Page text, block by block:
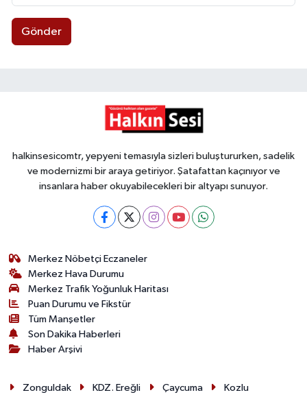
Gönder
halkinsesicomtr, yepyeni temasıyla sizleri buluştururken, sadelik
ve modernizmi bir araya getiriyor. Şatafattan kaçınıyor ve
insanlara haber okuyabilecekleri bir altyapı sunuyor.
Merkez Nöbetçi Eczaneler
Merkez Hava Durumu
Merkez Trafik Yoğunluk Haritası
Puan Durumu ve Fikstür
Tüm Manşetler
Son Dakika Haberleri
Haber Arşivi
Zonguldak KDZ. Ereğli Çaycuma Kozlu